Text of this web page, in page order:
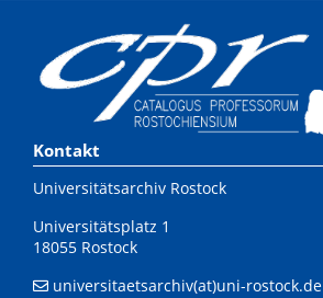
Kontakt
Universitätsarchiv Rostock
Universitätsplatz 1
18055 Rostock
universitaetsarchiv(at)uni-rostock.de